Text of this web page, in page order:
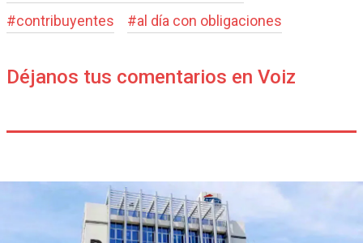
#contribuyentes #al día con obligaciones
Déjanos tus comentarios en Voiz